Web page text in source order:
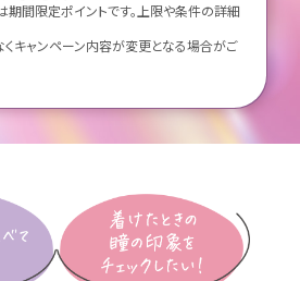
間限定ポイントです。上限や条件の詳細
キャンペーン内容が変更となる場合がご